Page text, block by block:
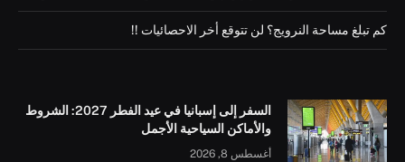
كم تبلغ مساحة النرويج؟ لن تتوقع أخر الاحصائيات !!
السفر إلى إسبانيا في عيد الفطر 2027: الشروط
والأماكن السياحية الأجمل
أغسطس 8, 2026